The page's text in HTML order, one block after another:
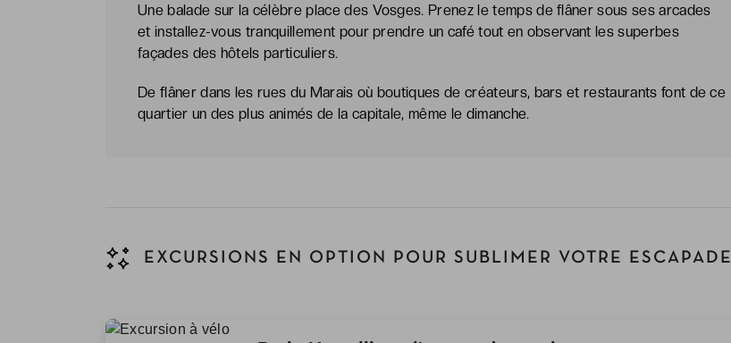
Une balade sur la célèbre place des Vosges. Prenez le temps de flâner sous ses arcades
et installez-vous tranquillement pour prendre un café tout en observant les superbes
façades des hôtels particuliers.
De flâner dans les rues du Marais où boutiques de créateurs, bars et restaurants font de ce
quartier un des plus animés de la capitale, même le dimanche.
EXCURSIONS EN OPTION POUR SUBLIMER VOTRE ESCAPADE